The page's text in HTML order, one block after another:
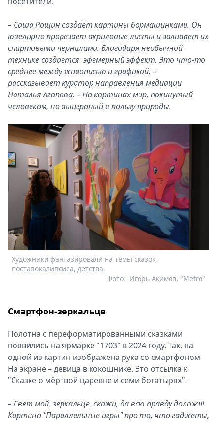
– Саша Рощин создаёт картины бормашинками. Он
ювелирно прорезает акриловые листы и заливает их
спиртовыми чернилами. Благодаря необычной
технике создаётся эфемерный эффект. Это что-то
среднее между живописью и графикой, –
рассказывает куратор направления медиации
Наталья Агапова. – На картинах мир, покинутый
человеком, но выиграный в пользу природы.
Художники фантазировали на темы сказок,
постапокалипсиса, детства.
Игорь Акимов, "Metro"
Фото:
Смартфон-зеркальце
Полотна с переформатированными сказками
появились на ярмарке "1703" в 2024 году. Так, на
одной из картин изображена рука со смартфоном.
На экране – девица в кокошнике. Это отсылка к
"Сказке о мёртвой царевне и семи богатырях".
– Свет мой, зеркальце, скажи, да всю правду доложи!
Картина "Параллельные игры" про то, что гаджеты,